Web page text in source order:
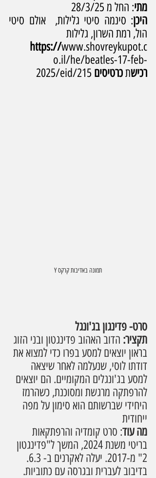
מתי: החל מ 28/3/25
היכן:
הול, רמת השרון, גלילות
https://www.shovreykupot.c
o.il/he/beatles-17-feb-
2025/eid/215
רכישת כרטיסים
תמונה באדיבות קרקס Y
סרט- פדינגון בג'ונגל
תקציר: הדוב האהוב פדינגטון ובני הזוג
בראון יוצאים למסע בפרו כדי למצוא את
דודתו לוסי, שנעלמה לאחר שיצאה
למסע בג'ונגלים המקומיים. הם יוצאים
להרפתקה מרגשת ומסוכנת, כשהרמז
היחידי שברשותם הוא סימון על מפה
ייחודית
מה עוד: סרט קומדיה והרפתקאות
בריטי משנת 2024, המשך ל"פדינגטון
2" מ-2017. יעלה לאקרנים ב- 6.3.
בדיבוב לעברית ובגרסה עם כתוביות.